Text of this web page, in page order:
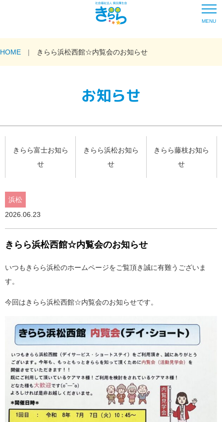
MENU
HOME きらら浜松西館☆内覧会のお知らせ
お知らせ
きらら富士お知ら
せ
きらら浜松お知ら
せ
きらら藤枝お知ら
せ
浜松
2026.06.23
きらら浜松西館☆内覧会のお知らせ
いつもきらら浜松のホームページをご覧頂き誠に有難うございま
す。
今回はきらら浜松西館☆内覧会のお知らせです。